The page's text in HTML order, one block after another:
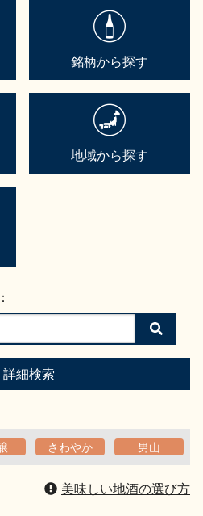
銘柄から探す
地域から探す
検
索
す
詳細検索
さわやか 男山
美味しい地酒の選び方